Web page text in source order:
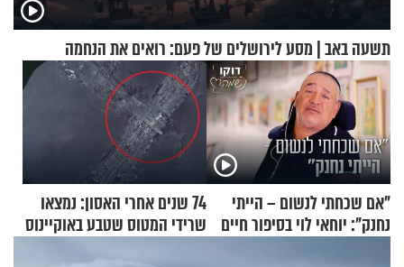
תשעה באב | מסע לירושלים של פעם: רואים את הנחמה
"אם שכחתי לנשום – הייתי
נחנק": יוחאי לוי בסיפור חיים
74 שנים אחרי האסון: נמצאו
שרידי המטוס שטבע באוקיינוס